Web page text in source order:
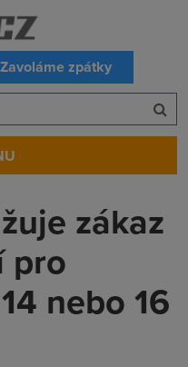
Zavoláme zpátky
zákaz
pro
nebo 16